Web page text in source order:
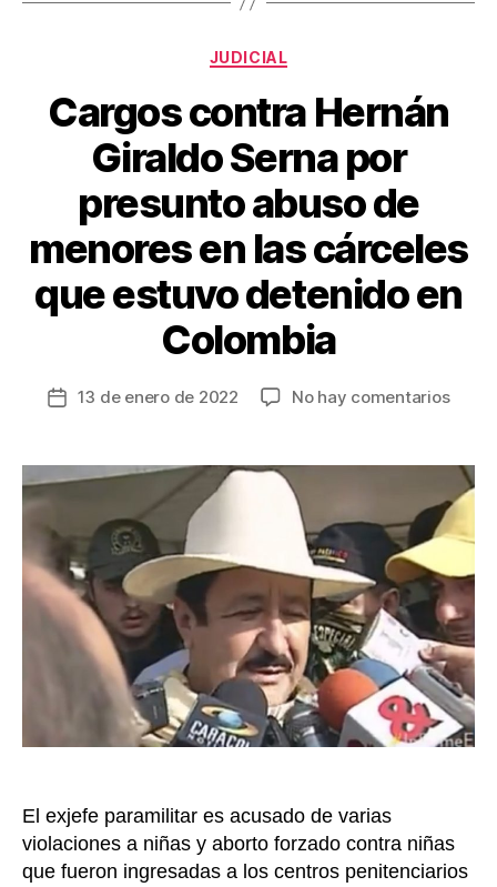
o
Categorías
JUDICIAL
Cargos contra Hernán
Giraldo Serna por
presunto abuso de
menores en las cárceles
que estuvo detenido en
Colombia
Fecha
entrada
13 de enero de 2022 No hay comentariosen
Serna
por
abuso
de
en
las
que
El exjefe paramilitar es acusado de varias
violaciones a niñas y aborto forzado contra niñas
que fueron ingresadas a los centros penitenciarios